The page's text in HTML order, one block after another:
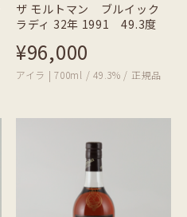
ザ モルトマン ブルイック
ラディ 32年 1991 49.3度
¥96,000
アイラ | 700ml / 49.3% / 正規品